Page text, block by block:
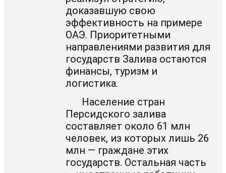
доказавшую свою
эффективность на примере
ОАЭ. Приоритетными
направлениями развития для
государств Залива остаются
финансы, туризм и
логистика.
Население стран
Персидского залива
составляет около 61 млн
человек, из которых лишь 26
млн — граждане этих
государств. Остальная часть